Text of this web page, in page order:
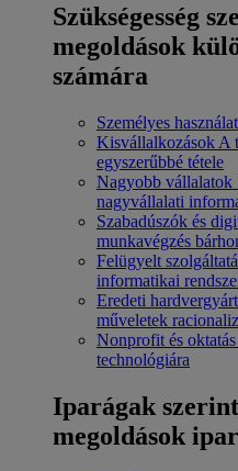
Szükségesség
megoldások
számára
Személyes használat
Kisvállalkozások A
egyszerűbbé tétele
Nagyobb vállalatok
nagyvállalati
Szabadúszók és
munkavégzés
Felügyelt
informatikai
Eredeti
műveletek
Nonprofit és oktatás
technológiára
Iparágak szerint
megoldások